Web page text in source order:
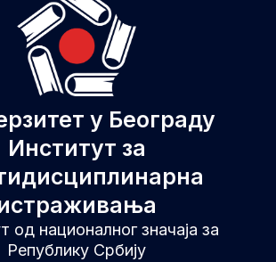
у Београду
Институт за
од националног значаја за
Републику Србију